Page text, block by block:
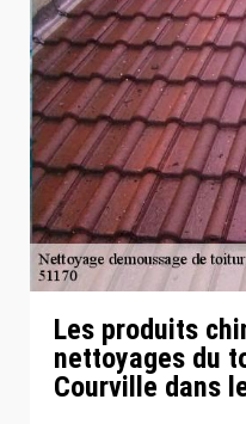
Les produits
nettoyages du
Courville dans